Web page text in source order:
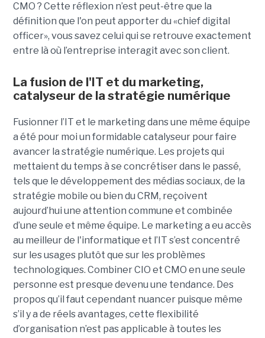
CMO ? Cette réflexion n’est peut-être que la
définition que l'on peut apporter du «chief digital
officer», vous savez celui qui se retrouve exactement
entre là où l’entreprise interagit avec son client.
La fusion de l'IT et du marketing,
catalyseur de la stratégie numérique
Fusionner l’IT et le marketing dans une même équipe
a été pour moi un formidable catalyseur pour faire
avancer la stratégie numérique. Les projets qui
mettaient du temps à se concrétiser dans le passé,
tels que le développement des médias sociaux, de la
stratégie mobile ou bien du CRM, reçoivent
aujourd’hui une attention commune et combinée
d’une seule et même équipe. Le marketing a eu accès
au meilleur de l'informatique et l’IT s’est concentré
sur les usages plutôt que sur les problèmes
technologiques. Combiner CIO et CMO en une seule
personne est presque devenu une tendance. Des
propos qu’il faut cependant nuancer puisque même
s’il y a de réels avantages, cette flexibilité
d’organisation n’est pas applicable à toutes les